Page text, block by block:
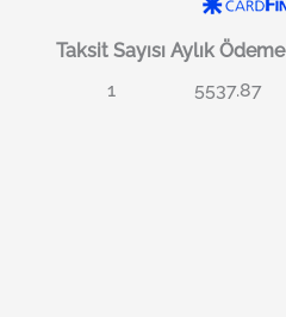
Taksit Sayısı Aylık Ödeme
1
5537.87